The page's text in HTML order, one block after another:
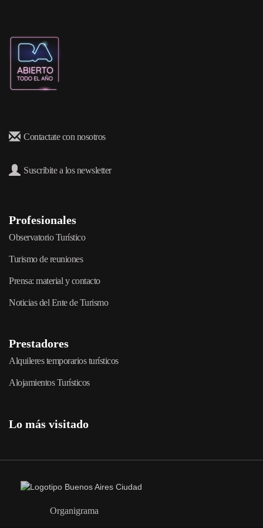
Contactate con nosotros
Suscribite a los newsletter
Profesionales
Observatorio Turístico
Turismo de reuniones
Prensa: material y contacto
Noticias del Ente de Turismo
Prestadores
Alquileres temporarios turísticos
Alojamientos Turísticos
Lo más visitado
Organigrama